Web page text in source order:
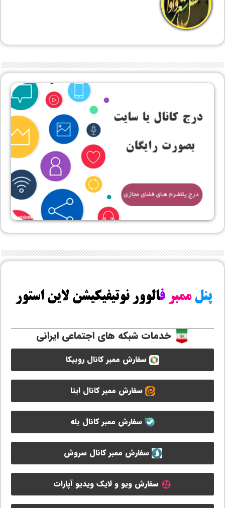
خدمات شبکه های اجتماعی ایرانی
سفارش ممبر کانال روبیکا
سفارش ممبر کانال ایتا
سفارش ممبر کانال بله
سفارش ممبر کانال سروش
سفارش ویو و لایک ویدیو آپارات